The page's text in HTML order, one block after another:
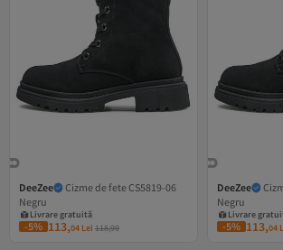
DeeZee
Cizme de fete CS5819-06
Negru
Livrare gratuită
5 RON cupon
Livrare gratuită
-5% 113,04 Lei 118,99
DeeZee
Negru
Livrare
5 RON cupon
Livrare
-5% 113,04